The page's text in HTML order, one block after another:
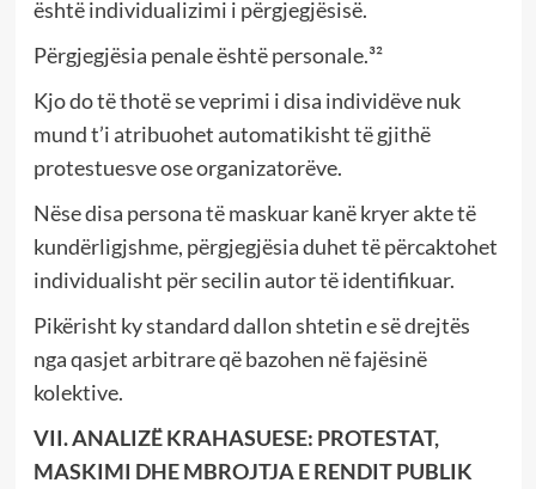
është individualizimi i përgjegjësisë.
Përgjegjësia penale është personale.³²
Kjo do të thotë se veprimi i disa individëve nuk
mund t’i atribuohet automatikisht të gjithë
protestuesve ose organizatorëve.
Nëse disa persona të maskuar kanë kryer akte të
kundërligjshme, përgjegjësia duhet të përcaktohet
individualisht për secilin autor të identifikuar.
Pikërisht ky standard dallon shtetin e së drejtës
nga qasjet arbitrare që bazohen në fajësinë
kolektive.
VII. ANALIZË KRAHASUESE: PROTESTAT,
MASKIMI DHE MBROJTJA E RENDIT PUBLIK